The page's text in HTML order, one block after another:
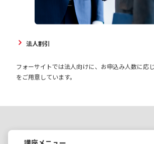
法人割引
フォーサイトでは法人向けに、お申込み人数に応
をご用意しています。